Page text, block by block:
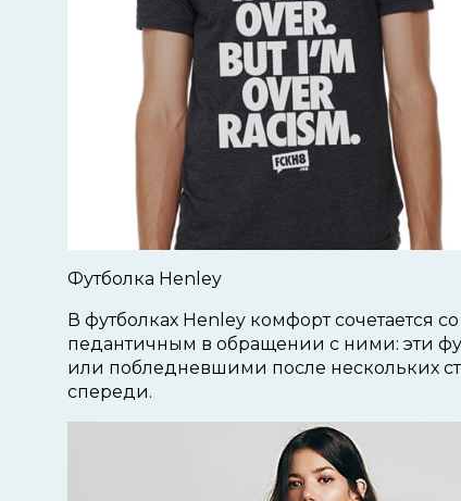
Футболка Henley
В футболках Henley комфорт сочетается
педантичным в обращении с ними: эти
или побледневшими после нескольких
спереди.